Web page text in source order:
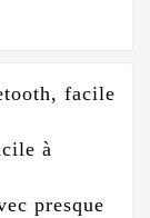
facile
à
presque